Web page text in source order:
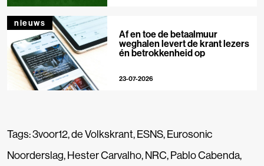
nieuws
Af en toe de betaalmuur
weghalen levert de krant lezers
én betrokkenheid op
23-07-2026
Tags:3voor12,de Volkskrant,ESNS,Eurosonic
Noorderslag,Hester Carvalho,NRC,Pablo Cabenda,